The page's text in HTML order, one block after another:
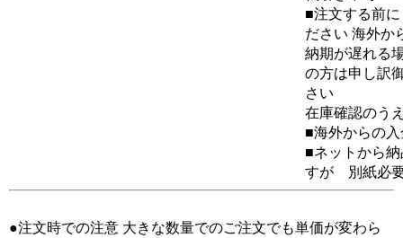
■注文する前
ださい 海外か
納期が遅れる
の方は申し訳
さい
在庫確認のう
■海外からの
■ネットから
すが 別紙必
●注文時での注意 大きな数量でのご注文でも単価が変わら